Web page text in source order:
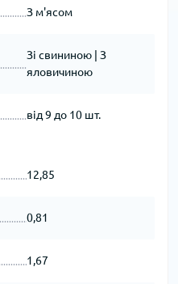
З м'ясом
Зі свининою | З
яловичиною
від 9 до 10 шт.
12,85
0,81
1,67